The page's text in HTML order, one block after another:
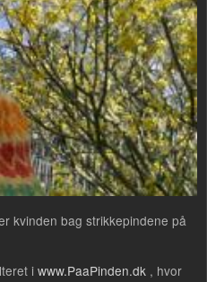
kvinden bag strikkepindene på
i www.PaaPinden.dk , hvor